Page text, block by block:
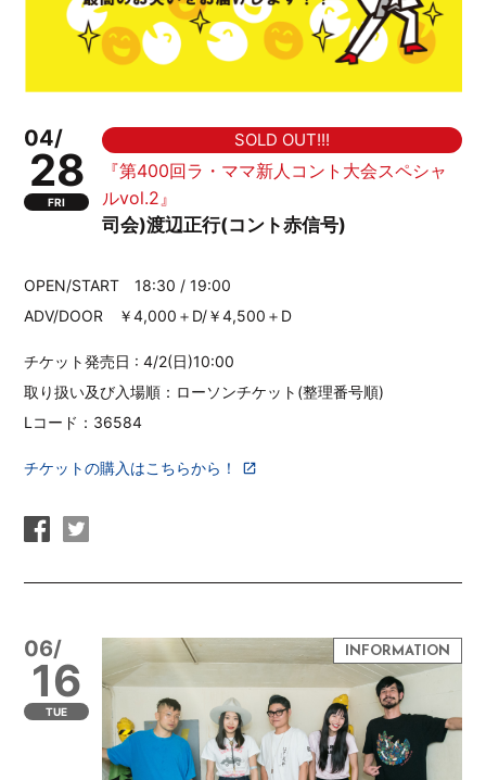
04/
28
FRI
SOLD OUT!!!
『第400回ラ・ママ新人コント大会スペシャ
ルvol.2』
司会)渡辺正行(コント赤信号)
OPEN/START 18:30 / 19:00
ADV/DOOR ￥4,000＋D/￥4,500＋D
チケット発売日 : 4/2(日)10:00
取り扱い及び入場順：ローソンチケット(整理番号順)
Lコード：36584
チケットの購入はこちらから！
06/
16
TUE